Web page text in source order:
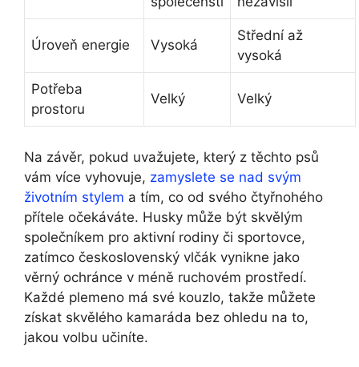
Úroveň energie Vysoká
Střední až
vysoká
Potřeba
prostoru
Velký Velký
Na závěr, pokud uvažujete, který z těchto psů
vám více vyhovuje, zamyslete se nad svým
životním stylem a tím, co od svého čtyřnohého
přítele očekáváte. Husky může být skvělým
společníkem pro aktivní rodiny či sportovce,
zatímco československý vlčák vynikne jako
věrný ochránce v méně ruchovém prostředí.
Každé plemeno má své kouzlo, takže můžete
získat skvělého kamaráda bez ohledu na to,
jakou volbu učiníte.